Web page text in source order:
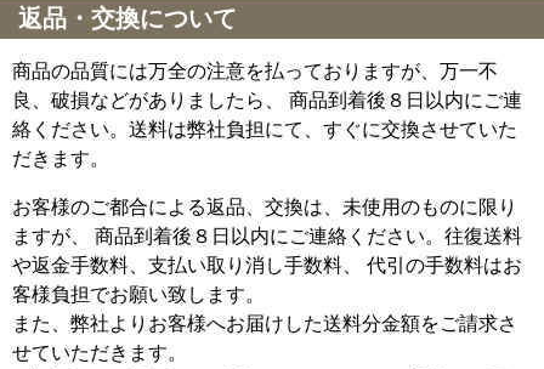
返品・交換について
商品の品質には万全の注意を払っておりますが、万一不
良、破損などがありましたら、 商品到着後８日以内にご連
絡ください。送料は弊社負担にて、すぐに交換させていた
だきます。
お客様のご都合による返品、交換は、未使用のものに限り
ますが、
商品到着後８日以内にご連絡ください。往復送料
や返金手数料、支払い取り消し手数料、 代引の手数料はお
客様負担でお願い致します。
また、弊社よりお客様へお届けした送料分金額をご請求さ
せていただきます。